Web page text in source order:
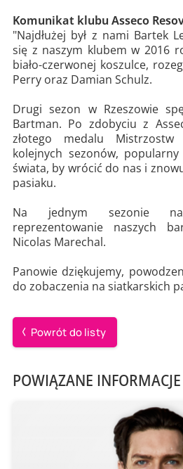
Komunikat klubu Asseco
"Najdłużej był z nami Bartek
się z naszym klubem w 2016
biało-czerwonej koszulce,
Perry oraz Damian Schulz.
Drugi sezon w Rzeszowie
Bartman. Po zdobyciu z
złotego medalu
kolejnych sezonów, popularny
świata, by wrócić do nas i
pasiaku.
Na jednym sezonie
reprezentowanie naszych
Nicolas Marechal.
Panowie dziękujemy,
do zobaczenia na siatkarskich
Powrót do listy
POWIĄZANE INFORMACJE